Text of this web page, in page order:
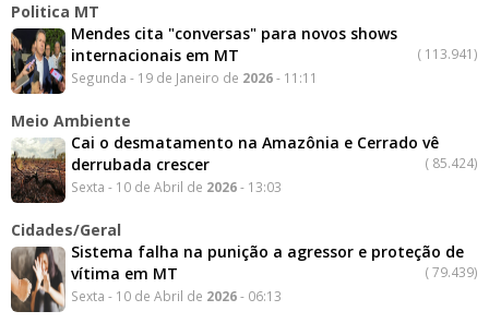
Politica MT
Mendes cita "conversas" para novos shows
internacionais em MT
( 113.941)
Segunda - 19 de Janeiro de 2026- 11:11
Meio Ambiente
Cai o desmatamento na Amazônia e Cerrado vê
derrubada crescer
( 85.424)
Sexta - 10 de Abril de 2026- 13:03
Cidades/Geral
Sistema falha na punição a agressor e proteção de
vítima em MT
(79.439)
Sexta - 10 de Abril de 2026- 06:13